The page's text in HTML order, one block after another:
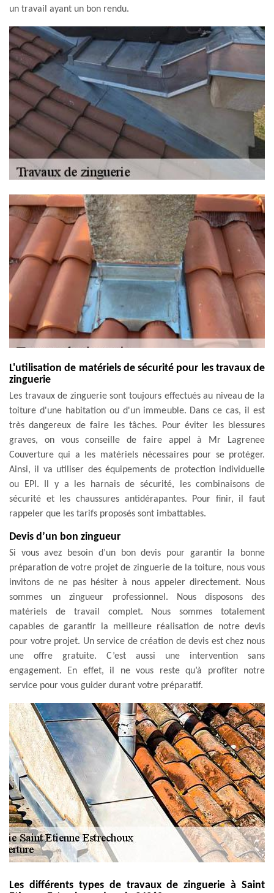
un travail ayant un bon rendu.
L'utilisation de matériels de sécurité pour les travaux de
zinguerie
Les travaux de zinguerie sont toujours effectués au niveau de la
toiture d'une habitation ou d'un immeuble. Dans ce cas, il est
très dangereux de faire les tâches. Pour éviter les blessures
graves, on vous conseille de faire appel à Mr Lagrenee
Couverture qui a les matériels nécessaires pour se protéger.
Ainsi, il va utiliser des équipements de protection individuelle
ou EPI. Il y a les harnais de sécurité, les combinaisons de
sécurité et les chaussures antidérapantes. Pour finir, il faut
rappeler que les tarifs proposés sont imbattables.
Devis d’un bon zingueur
Si vous avez besoin d’un bon devis pour garantir la bonne
préparation de votre projet de zinguerie de la toiture, nous vous
invitons de ne pas hésiter à nous appeler directement. Nous
sommes un zingueur professionnel. Nous disposons des
matériels de travail complet. Nous sommes totalement
capables de garantir la meilleure réalisation de notre devis
pour votre projet. Un service de création de devis est chez nous
une offre gratuite. C’est aussi une intervention sans
engagement. En effet, il ne vous reste qu’à profiter notre
service pour vous guider durant votre préparatif.
Les différents types de travaux de zinguerie à Saint